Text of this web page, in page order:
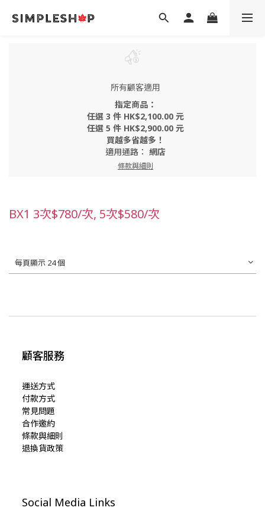
所有顧客適用
指定商品：
任選 3 件 HK$2,100.00 元
任選 5 件 HK$2,900.00 元
買越多省越多！
適用通路： 網店
條款與細則
BX1 3次$780/次, 5次$580/次
每頁顯示 24 個
顧客服務
運送方式
付款方式
常見問題
合作邀約
條款與細則
退換貨政策
Social Media Links